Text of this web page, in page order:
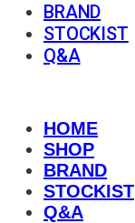
BRAND
STOCKIST
Q&A
HOME
SHOP
BRAND
STOCKIST
Q&A